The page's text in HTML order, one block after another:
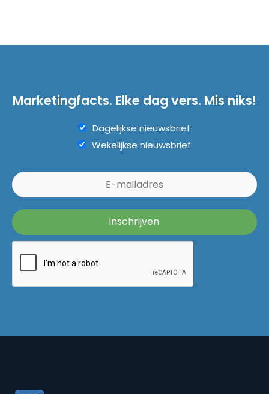
Marketingfacts. Elke dag vers. Mis niks!
Dagelijkse nieuwsbrief
Wekelijkse nieuwsbrief